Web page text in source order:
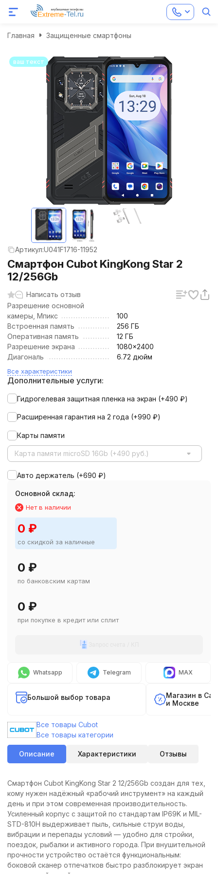
Главная Защищенные смартфоны
ваш текст
Артикул:U041F1716-11952
Смартфон Cubot KingKong Star 2
12/256Gb
Написать отзыв
Разрешение основной
камеры, Мпикс
100
Встроенная память
256 ГБ
Оперативная память
12 ГБ
Разрешение экрана
1080x2400
Диагональ
6.72 дюйм
Все характеристики
Дополнительные услуги:
Гидрогелевая защитная пленка на экран (+490 ₽)
Расширенная гарантия на 2 года (+990 ₽)
Карты памяти
Карта памяти microSD 16Gb (+490 руб.)
Авто держатель (+690 ₽)
Основной склад:
Нет в наличии
0 ₽
со скидкой за наличные
0 ₽
по банковским картам
0 ₽
при покупке в кредит или сплит
Whatsapp Telegram MAX
Большой выбор товара
Магазин в
и Москве
Все товары Cubot
Все товары категории
Описание Характеристики Отзывы
Смартфон Cubot KingKong Star 2 12/256Gb создан для тех,
кому нужен надёжный «рабочий инструмент» на каждый
день и при этом современная производительность.
Усиленный корпус с защитой по стандартам IP69K и MIL-
STD-810H выдерживает пыль, сильные струи воды,
вибрации и перепады условий — удобно для стройки,
поездок, рыбалки и активного города. При внушительной
прочности устройство остаётся функциональным:
боковой сканер отпечатков быстро разблокирует экран